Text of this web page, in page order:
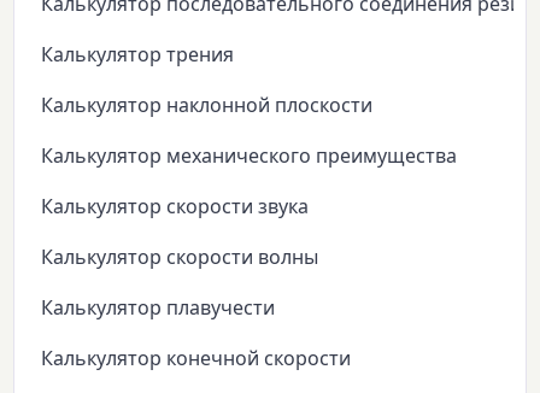
Калькулятор трения
Калькулятор наклонной плоскости
Калькулятор механического преимущества
Калькулятор скорости звука
Калькулятор скорости волны
Калькулятор плавучести
Калькулятор конечной скорости